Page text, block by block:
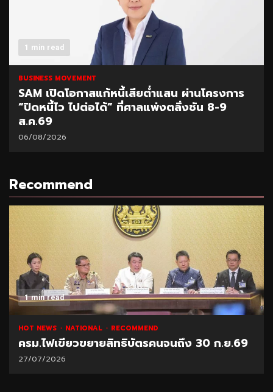
1 min read
BUSINESS MOVEMENT
SAM เปิดโอกาสแก้หนี้เสียต่ำแสน ผ่านโครงการ
“ปิดหนี้ไว ไปต่อได้” ที่ศาลแพ่งตลิ่งชัน 8-9
ส.ค.69
06/08/2026
Recommend
1 min read
HOT NEWS NATIONAL RECOMMEND
ครม.ไฟเขียวขยายสิทธิบัตรคนจนถึง 30 ก.ย.69
27/07/2026